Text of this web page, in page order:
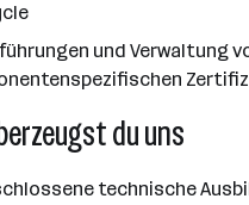
und Verwaltung
du uns
technische